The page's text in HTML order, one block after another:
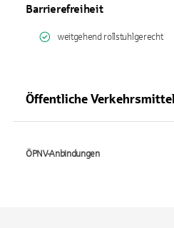
Barrierefreiheit
weitgehend rollstuhlgerecht
Öffentliche Verkehrsmittel
ÖPNV-Anbindungen